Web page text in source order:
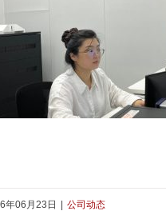
深耕冶金逐梦前行 青春科创
年06月23日 | 公司动态